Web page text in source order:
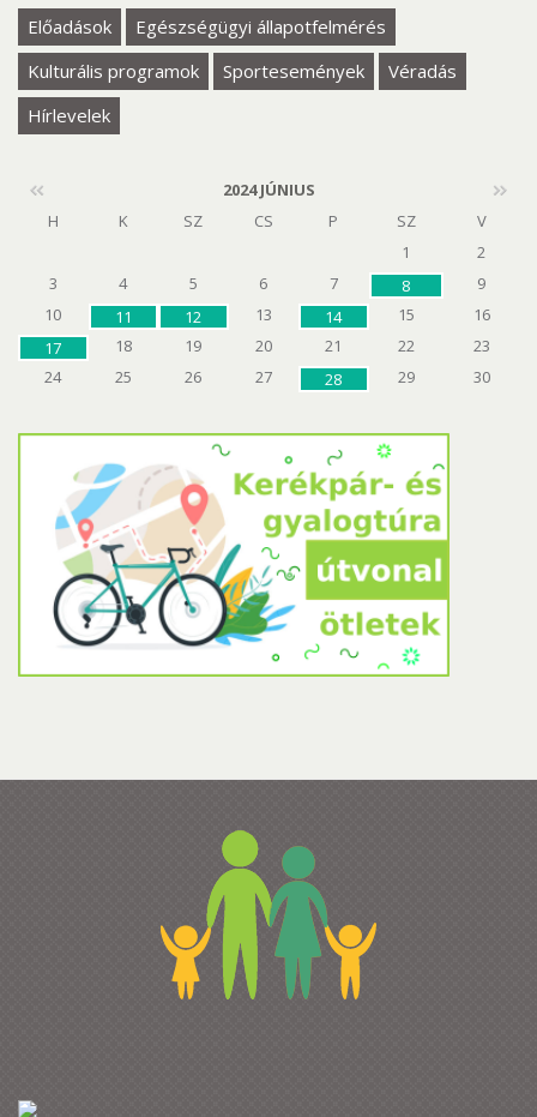
Előadások
Egészségügyi állapotfelmérés
Kulturális programok
Sportesemények
Véradás
Hírlevelek
H K SZ CS P SZ
V
1
2
3
4 5 6 7 8
9
10
11 12 13 14 15
16
17
18 19 20 21 22
23
24
25 26 27 28 29 30
2024 JÚNIUS